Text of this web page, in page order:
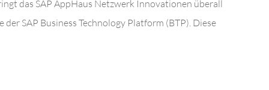
das SAP AppHaus Netzwerk Innovationen überall
SAP Business Technology Platform (BTP). Diese